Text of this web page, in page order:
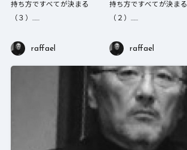
持ち方ですべてが決まる
（３）……
raffael
持ち方ですべてが決まる
（２）……
raffael